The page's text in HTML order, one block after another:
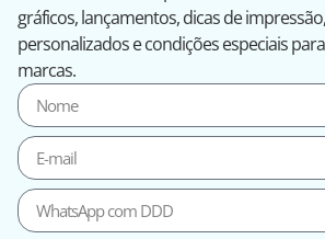
gráficos, lançamentos, dicas de
personalizados e condições especiais
marcas.